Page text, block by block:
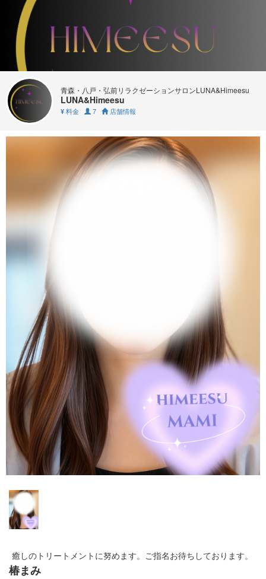
青森・八戸・弘前リラクゼーションサロンLUNA&Himeesu
LUNA&Himeesu
¥ 料金 7 店舗情報
癒しのトリートメントに努めます。ご指名お待ちしております。
椿まみ